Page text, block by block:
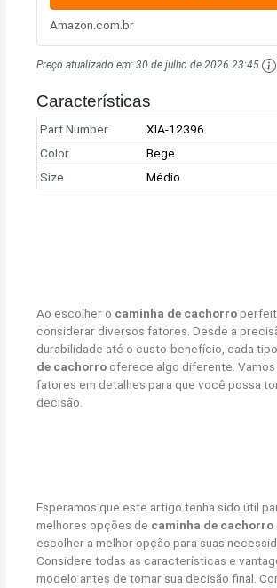
Amazon.com.br
Preço atualizado em:30 de julho de 2026 23:45
Características
Part Number
XIA-12396
Color
Bege
Size
Médio
Ao escolher o caminha de cachorro
considerar diversos fatores. Desde a
durabilidade até o custo-benefício, cada
de cachorro oferece algo diferente. Vamos
fatores em detalhes para que você possa
decisão.
Esperamos que este artigo tenha sido útil
melhores opções de caminha de cachorro
escolher a melhor opção para suas
Considere todas as características e
modelo antes de tomar sua decisão final.